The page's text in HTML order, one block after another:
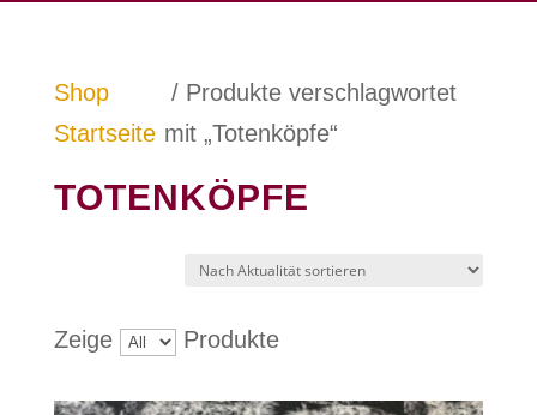
Shop
Startseite
/ Produkte verschlagwortet
mit „Totenköpfe“
TOTENKÖPFE
Zeige Produkte